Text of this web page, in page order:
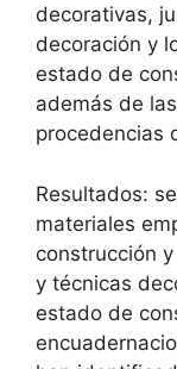
decorativas,
decoración y
estado de
además de
procedencias
Resultados:
materiales
construcción
y técnicas
estado de